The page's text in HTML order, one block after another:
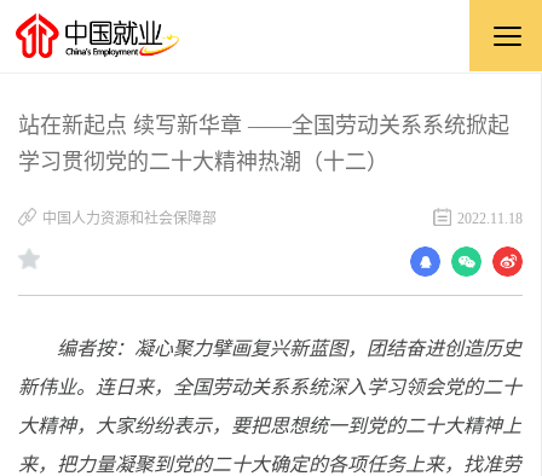
站在新起点 续写新华章 ——全国劳动关系系统掀起
学习贯彻党的二十大精神热潮（十二）
中国人力资源和社会保障部 2022.11.18
编者按：凝心聚力擘画复兴新蓝图，团结奋进创造历史
新伟业。连日来，全国劳动关系系统深入学习领会党的二十
大精神，大家纷纷表示，要把思想统一到党的二十大精神上
来，把力量凝聚到党的二十大确定的各项任务上来，找准劳